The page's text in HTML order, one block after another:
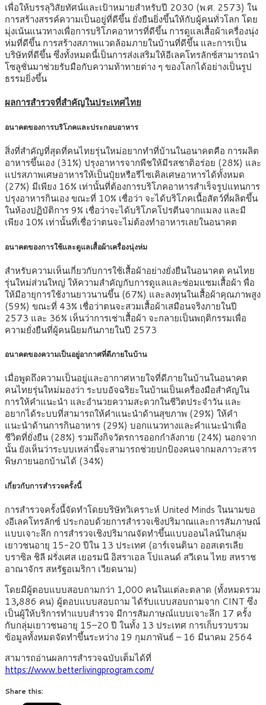
เพื่อให้บรรลุวิสัยทัศน์และเป้าหมายสำหรับปี 2030 (พ.ศ. 2573) ใน
การสร้างสรรค์ความเป็นอยู่ที่ดีขึ้น ยั่งยืนยิ่งขึ้นให้กับผู้คนทั่วโลก โดย
มุ่งเน้นแนวทางเพื่อการบริโภคอาหารที่ดีขึ้น การดูแลเสื้อผ้าเครื่องนุ่ง
ห่มที่ดีขึ้น การสร้างสภาพแวดล้อมภายในบ้านที่ดีขึ้น และการเป็น
บริษัทที่ดีขึ้น ซึ่งทั้งหมดนี้เป็นการส่งเสริมให้อีเลคโทรลักซ์สามารถนำ
โซลูชั่นมาช่วยรับมือกับความท้าทายต่าง ๆ ของโลกได้อย่างเป็นรูป
ธรรมยิ่งขึ้น
ผลการสำรวจที่สำคัญในประเทศไทย
อนาคตของการบริโภคและประกอบอาหาร
สิ่งที่สำคัญที่สุดที่คนไทยรุ่นใหม่อยากทำที่บ้านในอนาคตคือ การผลิต
อาหารขึ้นเอง (31%) ปรุงอาหารจากพืชให้มีรสชาติอร่อย (28%) และ
แปรสภาพเศษอาหารให้เป็นปุ๋ยหรือรีไซเคิลเศษอาหารได้ทั้งหมด
(27%) มีเพียง 16% เท่านั้นที่ต้องการบริโภคอาหารสำเร็จรูปแทนการ
ปรุงอาหารกินเอง ขณะที่ 10% เชื่อว่า จะได้บริโภคเนื้อสัตว์ที่ผลิตขึ้น
ในห้องปฏิบัติการ 9% เชื่อว่าจะได้บริโภคโปรตีนจากแมลง และมี
เพียง 10% เท่านั้นที่เชื่อว่าตนจะไม่ต้องทำอาหารเลยในอนาคต
อนาคตของการใช้และดูแลเสื้อผ้าเครื่องนุ่งห่ม
สำหรับความเห็นเกี่ยวกับการใช้เสื้อผ้าอย่างยั่งยืนในอนาคต คนไทย
รุ่นใหม่ส่วนใหญ่ ให้ความสำคัญกับการดูแลและซ่อมแซมเสื้อผ้า พื่อ
ให้มีอายุการใช้งานยาวนานขึ้น (67%) และลงทุนในเสื้อผ้าคุณภาพสูง
(59%) ขณะที่ 43% เชื่อว่าตนจะสวมเสื้อผ้าเสมือนจริงภายในปี
2573 และ 36% เห็นว่าการเช่าเสื้อผ้า จะกลายเป็นพฤติกรรมเพื่อ
ความยั่งยืนที่ผู้คนนิยมกันภายในปี 2573
อนาคตของความเป็นอยู่อากาศที่ดีภายในบ้าน
เมื่อพูดถึงความเป็นอยู่และอากาศหายใจที่ดีภายในบ้านในอนาคต
คนไทยรุ่นใหม่มองว่า ระบบอัจฉริยะในบ้านเป็นเครื่องมือสำคัญใน
การให้คำแนะนำ และอำนวยความสะดวกในชีวิตประจำวัน และ
อยากได้ระบบที่สามารถให้คำแนะนำด้านสุขภาพ (29%) ให้คำ
แนะนำด้านการกินอาหาร (29%) บอกแนวทางและคำแนะนำเพื่อ
ชีวิตที่ยั่งยืน (28%) รวมถึงกิจวัตรการออกกำลังกาย (24%) นอกจาก
นั้น ยังเห็นว่าระบบเหล่านี้จะสามารถช่วยปกป้องคนจากมลภาวะสาร
พิษภายนอกบ้านได้ (34%)
เกี่ยวกับการสำรวจครั้งนี้
การสำรวจครั้งนี้จัดทำโดยบริษัทวิเคราะห์ United Minds ในนามขอ
งอีเลคโทรลักซ์ ประกอบด้วยการสำรวจเชิงปริมาณและการสัมภาษณ์
แบบเจาะลึก การสำรวจเชิงปริมาณจัดทำขึ้นแบบออนไลน์ในกลุ่ม
เยาวชนอายุ 15-20 ปีใน 13 ประเทศ (อาร์เจนตินา ออสเตรเลีย
บราซิล ชิลี ฝรั่งเศส เยอรมนี อิสราเอล โปแลนด์ สวีเดน ไทย สหราช
อาณาจักร สหรัฐอเมริกา เวียดนาม)
โดยมีผู้ตอบแบบสอบถามกว่า 1,000 คนในแต่ละตลาด (ทั้งหมดรวม
13,886 คน) ผู้ตอบแบบสอบถาม ได้รับแบบสอบถามจาก CINT ซึ่ง
เป็นผู้ให้บริการทำแบบสำรวจ มีการสัมภาษณ์แบบเจาะลึก 17 ครั้ง
กับกลุ่มเยาวชนอายุ 15–20 ปี ในทั้ง 13 ประเทศ การเก็บรวบรวม
ข้อมูลทั้งหมดจัดทำขึ้นระหว่าง 19 กุมภาพันธ์ – 16 มีนาคม 2564
สามารถอ่านผลการสำรวจฉบับเต็มได้ที่
https://www.betterlivingprogram.com/
Share this: